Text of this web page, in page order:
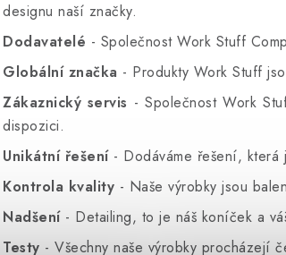
designu naší značky.
Dodavatelé - Společnost Work Stuff
Globální značka - Produkty Work Stuff
Zákaznický servis - Společnost Work
dispozici.
Unikátní řešení - Dodáváme řešení, která
Kontrola kvality - Naše výrobky jsou
Nadšení - Detailing, to je náš koníček a
Testy - Všechny naše výrobky procházejí